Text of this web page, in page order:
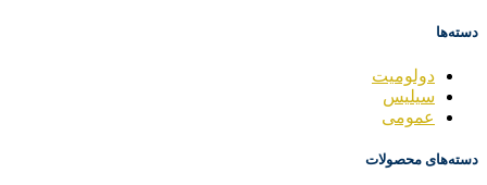
دسته‌ها
دولومیت
سیلیس
عمومی
دسته‌های محصولات